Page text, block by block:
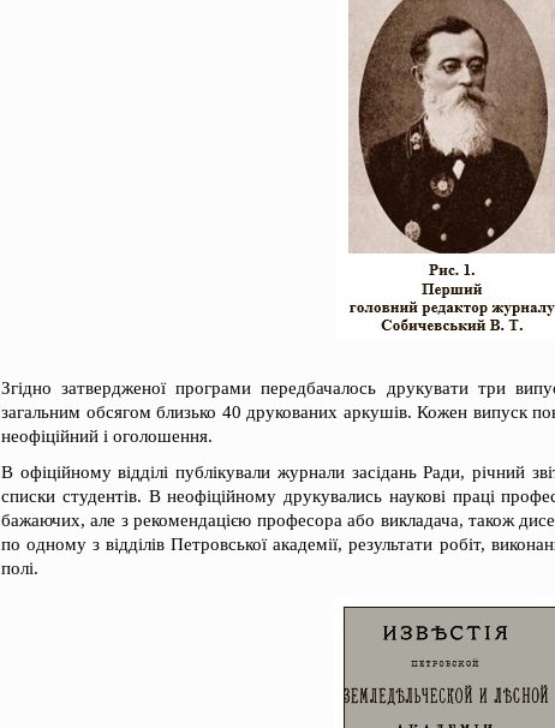
Згідно затвердженої програми передбачалось друкувати три
загальним обсягом близько 40 друкованих аркушів. Кожен випуск
неофіційний і оголошення.
В офіційному відділі публікували журнали засідань Ради, річний
списки студентів. В неофіційному друкувались наукові праці
бажаючих, але з рекомендацією професора або викладача, також
по одному з відділів Петровської академії, результати робіт,
полі.